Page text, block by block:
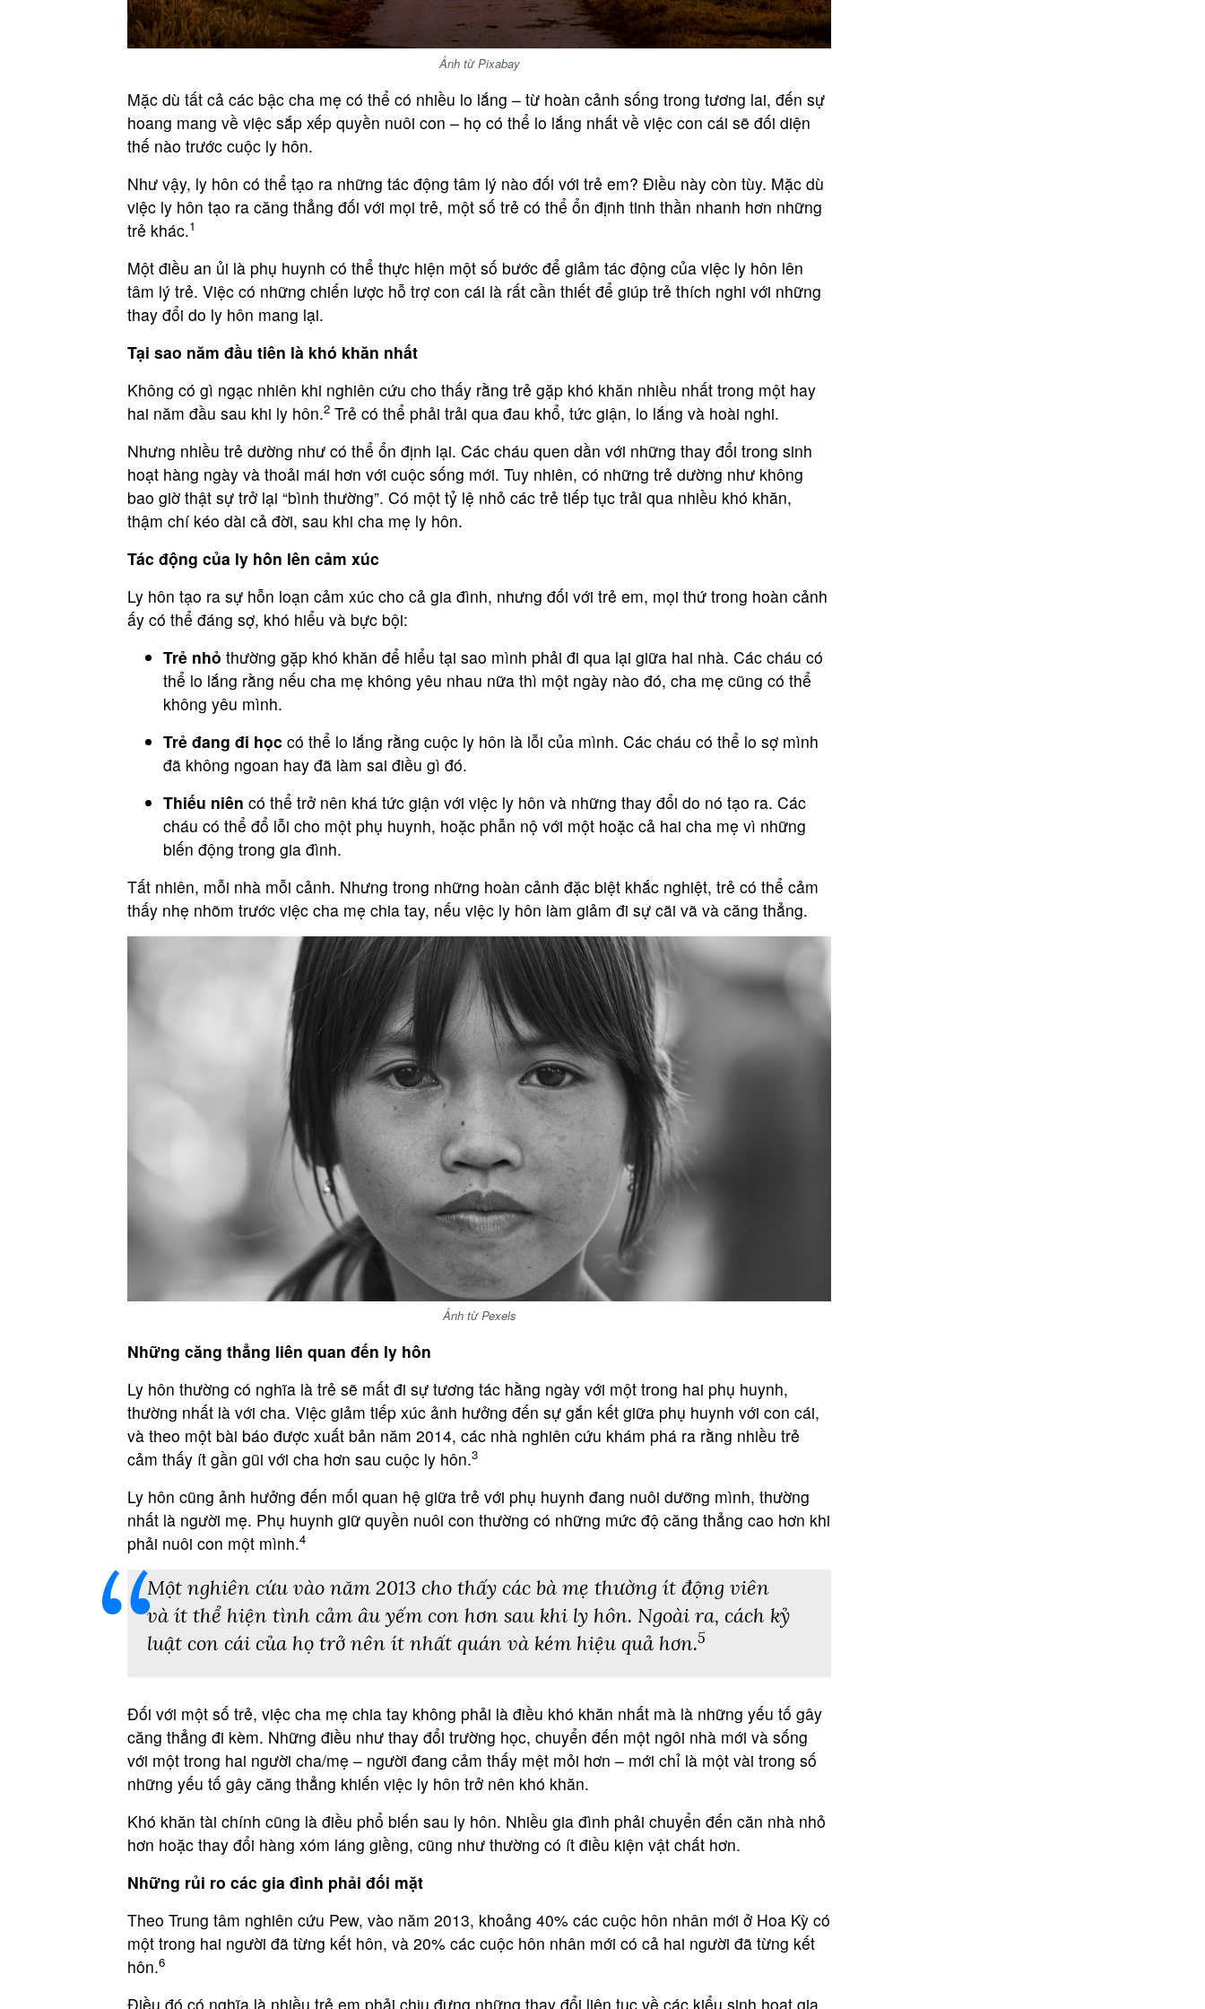
Ảnh từ Pixabay
Mặc dù tất cả các bậc cha mẹ có thể có nhiều lo lắng – từ hoàn cảnh sống trong tương lai, đến sự
hoang mang về việc sắp xếp quyền nuôi con – họ có thể lo lắng nhất về việc con cái sẽ đối diện
thế nào trước cuộc ly hôn.
Như vậy, ly hôn có thể tạo ra những tác động tâm lý nào đối với trẻ em? Điều này còn tùy. Mặc dù
việc ly hôn tạo ra căng thẳng đối với mọi trẻ, một số trẻ có thể ổn định tinh thần nhanh hơn những
trẻ khác.1
Một điều an ủi là phụ huynh có thể thực hiện một số bước để giảm tác động của việc ly hôn lên
tâm lý trẻ. Việc có những chiến lược hỗ trợ con cái là rất cần thiết để giúp trẻ thích nghi với những
thay đổi do ly hôn mang lại.
Tại sao năm đầu tiên là khó khăn nhất
Không có gì ngạc nhiên khi nghiên cứu cho thấy rằng trẻ gặp khó khăn nhiều nhất trong một hay
hai năm đầu sau khi ly hôn.2 Trẻ có thể phải trải qua đau khổ, tức giận, lo lắng và hoài nghi.
Nhưng nhiều trẻ dường như có thể ổn định lại. Các cháu quen dần với những thay đổi trong sinh
hoạt hàng ngày và thoải mái hơn với cuộc sống mới. Tuy nhiên, có những trẻ dường như không
bao giờ thật sự trở lại “bình thường”. Có một tỷ lệ nhỏ các trẻ tiếp tục trải qua nhiều khó khăn,
thậm chí kéo dài cả đời, sau khi cha mẹ ly hôn.
Tác động của ly hôn lên cảm xúc
Ly hôn tạo ra sự hỗn loạn cảm xúc cho cả gia đình, nhưng đối với trẻ em, mọi thứ trong hoàn cảnh
ấy có thể đáng sợ, khó hiểu và bực bội:
Trẻ nhỏ thường gặp khó khăn để hiểu tại sao mình phải đi qua lại giữa hai nhà. Các cháu có
thể lo lắng rằng nếu cha mẹ không yêu nhau nữa thì một ngày nào đó, cha mẹ cũng có thể
không yêu mình.
Trẻ đang đi học có thể lo lắng rằng cuộc ly hôn là lỗi của mình. Các cháu có thể lo sợ mình
đã không ngoan hay đã làm sai điều gì đó.
Thiếu niên có thể trở nên khá tức giận với việc ly hôn và những thay đổi do nó tạo ra. Các
cháu có thể đổ lỗi cho một phụ huynh, hoặc phẫn nộ với một hoặc cả hai cha mẹ vì những
biến động trong gia đình.
Tất nhiên, mỗi nhà mỗi cảnh. Nhưng trong những hoàn cảnh đặc biệt khắc nghiệt, trẻ có thể cảm
thấy nhẹ nhõm trước việc cha mẹ chia tay, nếu việc ly hôn làm giảm đi sự cãi vã và căng thẳng.
Ảnh từ Pexels
Những căng thẳng liên quan đến ly hôn
Ly hôn thường có nghĩa là trẻ sẽ mất đi sự tương tác hằng ngày với một trong hai phụ huynh,
thường nhất là với cha. Việc giảm tiếp xúc ảnh hưởng đến sự gắn kết giữa phụ huynh với con cái,
và theo một bài báo được xuất bản năm 2014, các nhà nghiên cứu khám phá ra rằng nhiều trẻ
cảm thấy ít gần gũi với cha hơn sau cuộc ly hôn.3
Ly hôn cũng ảnh hưởng đến mối quan hệ giữa trẻ với phụ huynh đang nuôi dưỡng mình, thường
nhất là người mẹ. Phụ huynh giữ quyền nuôi con thường có những mức độ căng thẳng cao hơn khi
phải nuôi con một mình.4
Một nghiên cứu vào năm 2013 cho thấy các bà mẹ thường ít động viên
và ít thể hiện tình cảm âu yếm con hơn sau khi ly hôn. Ngoài ra, cách kỷ
luật con cái của họ trở nên ít nhất quán và kém hiệu quả hơn.5
Đối với một số trẻ, việc cha mẹ chia tay không phải là điều khó khăn nhất mà là những yếu tố gây
căng thẳng đi kèm. Những điều như thay đổi trường học, chuyển đến một ngôi nhà mới và sống
với một trong hai người cha/mẹ – người đang cảm thấy mệt mỏi hơn – mới chỉ là một vài trong số
những yếu tố gây căng thẳng khiến việc ly hôn trở nên khó khăn.
Khó khăn tài chính cũng là điều phổ biến sau ly hôn. Nhiều gia đình phải chuyển đến căn nhà nhỏ
hơn hoặc thay đổi hàng xóm láng giềng, cũng như thường có ít điều kiện vật chất hơn.
Những rủi ro các gia đình phải đối mặt
Theo Trung tâm nghiên cứu Pew, vào năm 2013, khoảng 40% các cuộc hôn nhân mới ở Hoa Kỳ có
một trong hai người đã từng kết hôn, và 20% ​​các cuộc hôn nhân mới có cả hai người đã từng kết
hôn.6
Điều đó có nghĩa là nhiều trẻ em phải chịu đựng những thay đổi liên tục về các kiểu sinh hoạt gia